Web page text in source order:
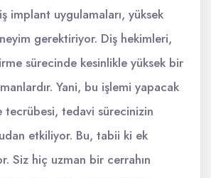
implant uygulamaları, yüksek
gerektiriyor. Diş hekimleri,
sürecinde kesinlikle yüksek bir
Yani, bu işlemi yapacak
tecrübesi, tedavi sürecinizin
etkiliyor. Bu, tabii ki ek
Siz hiç uzman bir cerrahın